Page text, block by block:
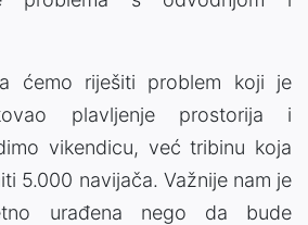
ćemo riješiti problem koji je
plavljenje prostorija i
vikendicu, već tribinu koja
5.000 navijača. Važnije nam je
urađena nego da bude